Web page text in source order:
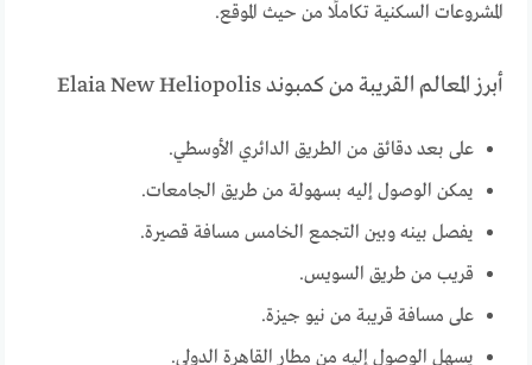
المشروعات السكنية تكاملًا من حيث الموقع.
أبرز المعالم القريبة من كمبوند Elaia New Heliopolis
على بعد دقائق من الطريق الدائري الأوسطي.
يمكن الوصول إليه بسهولة من طريق الجامعات.
يفصل بينه وبين التجمع الخامس مسافة قصيرة.
قريب من طريق السويس.
على مسافة قريبة من نيو جيزة.
يسهل الوصول إليه من مطار القاهرة الدولي.